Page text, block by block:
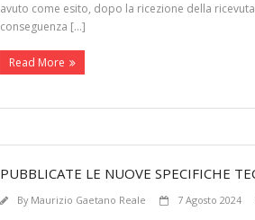
avuto come esito, dopo la ricezione della
conseguenza […]
Read More
PUBBLICATE LE NUOVE SPECIFICHE
By Maurizio Gaetano Reale 7 Agosto 2024